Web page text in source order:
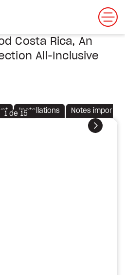
Costa Rica, An
All-Inclusive
Installations Notes
Suivant
1de 15